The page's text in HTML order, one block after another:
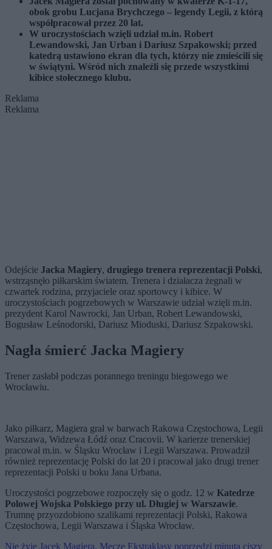
obok grobu Lucjana Brychczego – legendy Legii, z którą
współpracował przez 20 lat.
W uroczystościach wzięli udział m.in. Robert
Lewandowski, Jan Urban i Dariusz Szpakowski; przed
katedrą ustawiono ekran dla tych, którzy nie zmieścili się
w świątyni. Wśród nich znaleźli się przede wszystkimi
kibice stołecznego klubu.
Reklama
Reklama
Odejście Jacka Magiery, drugiego trenera reprezentacji Polski,
wstrząsnęło piłkarskim światem. Trenera i działacza żegnali w
czwartek rodzina, przyjaciele oraz sportowcy i kibice. W
uroczystościach pogrzebowych w Warszawie udział wzięli m.in.
prezydent Karol Nawrocki, Jan Urban, Robert Lewandowski,
Bogusław Leśnodorski, Dariusz Mioduski, Dariusz Szpakowski.
Nagła śmierć Jacka Magiery
Trener zasłabł podczas porannego treningu biegowego we
Wrocławiu.
Jako piłkarz, Magiera grał w barwach Rakowa Częstochowa, Legii
Warszawa, Widzewa Łódź oraz Cracovii. W karierze trenerskiej
pracował m.in. w Śląsku Wrocław i Legii Warszawa. Prowadził
również reprezentację Polski do lat 20 i pracował jako drugi trener
reprezentacji Polski u boku Jana Urbana.
Uroczystości pogrzebowe rozpoczęły się o godz. 12 w Katedrze
Polowej Wojska Polskiego przy ul. Długiej w Warszawie.
Trumnę przyozdobiono szalikami reprezentacji Polski, Rakowa
Częstochowa, Legii Warszawa i Śląska Wrocław.
Nie żyje Jacek Magiera. Mecze Ekstraklasy poprzedzi minuta ciszy